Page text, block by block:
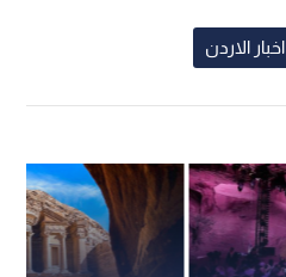
اخبار الاردن